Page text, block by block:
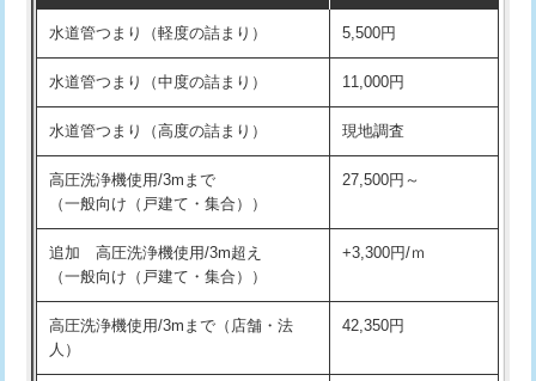
洗面台設置 38,500円
化粧台設置 22,000円
追加人工 16,500円
廃棄・処分 現場見積
※給水管工事は20mmまでの価格です。
交換・取付(排水栓・排水トラップ
22,000円+材料費
持込商品取付（混合水栓）
持込商品取付（浄水器・分岐水栓） 16,500円
業）
水道管つまり（軽度の詰まり） 5,500円
水道管つまり（中度の詰まり） 11,000円
水道管つまり（高度の詰まり） 現地調査
高圧洗浄機使用/3mまで
（一般向け（戸建て・集合））
27,500円～
追加 高圧洗浄機使用/3m超え
（一般向け（戸建て・集合））
+3,300円/ｍ
高圧洗浄機使用/3mまで（店舗・法
人）
42,350円